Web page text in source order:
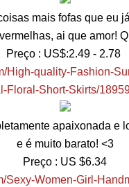
mais fofas que eu
ai que amor!
Preço : US$:2.49 - 2.78
High-quality-Fashion-
Floral-Short-Skirts/
apaixonada e
e é muito barato! <3
Preço : US $6.34
Sexy-Women-Girl-